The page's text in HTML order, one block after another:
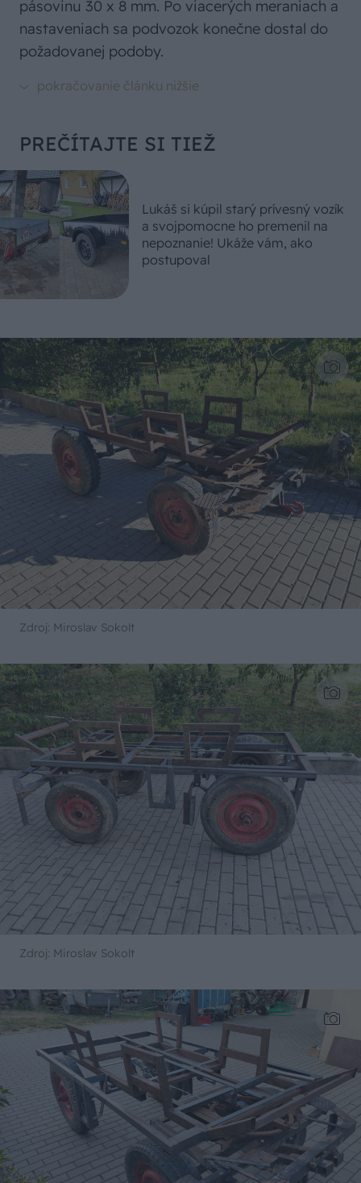
pásovinu 30 x 8 mm. Po viacerých meraniach a
nastaveniach sa podvozok konečne dostal do
požadovanej podoby.
PREČÍTAJTE SI TIEŽ
Lukáš si kúpil starý prívesný vozík
a svojpomocne ho premenil na
nepoznanie! Ukáže vám, ako
postupoval
Zdroj: Miroslav Sokolt
Zdroj: Miroslav Sokolt